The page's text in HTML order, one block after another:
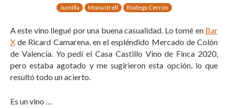
Jumilla Monastrell Bodega Cerrón
A este vino llegué por una buena casualidad. Lo tomé en Bar
X de Ricard Camarena, en el espléndido Mercado de Colón
de Valencia. Yo pedí el Casa Castillo Vino de Finca 2020,
pero estaba agotado y me sugirieron esta opción, lo que
resultó todo un acierto.
Es un vino …